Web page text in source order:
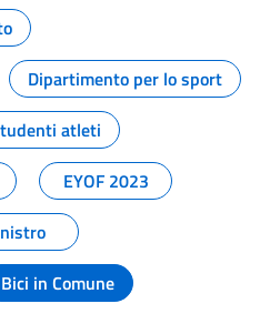
Dipartimento per lo sport
atleti
EYOF 2023
Bici in Comune